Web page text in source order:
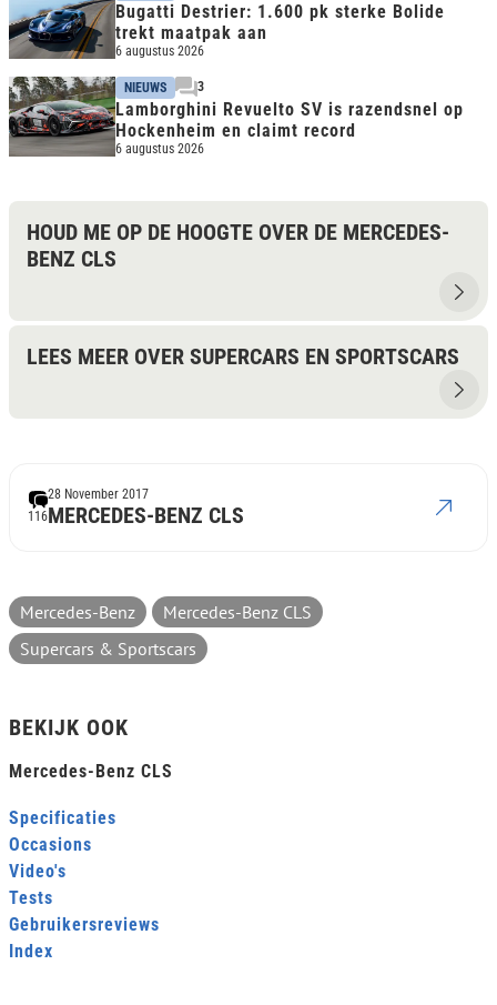
i
n
u
t
e
s
,
e
Bugatti Destrier: 1.600 pk sterke Bolide
trekt maatpak aan
6 augustus 2026
NIEUWS 3
Lamborghini Revuelto SV is razendsnel op
Hockenheim en claimt record
6 augustus 2026
HOUD ME OP DE HOOGTE OVER DE MERCEDES-
BENZ CLS
LEES MEER OVER SUPERCARS EN SPORTSCARS
116MERCEDES-BENZ CLS
28 November 2017
Mercedes-Benz
Mercedes-Benz CLS
Supercars & Sportscars
BEKIJK OOK
Mercedes-Benz CLS
Specificaties
Occasions
Video's
Tests
Gebruikersreviews
Index